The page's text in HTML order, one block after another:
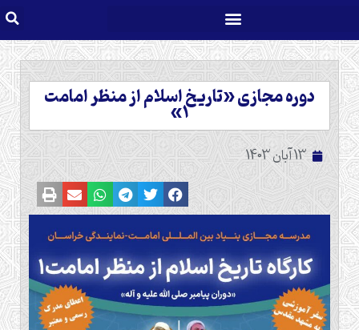
دوره مجازی «تاریخ اسلام از منظر امامت
۱»
13 آبان 1403